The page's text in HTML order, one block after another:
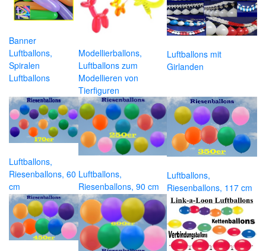
Banner
Luftballons,
Spiralen
Luftballons
Modellierballons,
Luftballons zum
Modellieren von
Tierfiguren
Luftballons mit
Girlanden
Luftballons,
Riesenballons, 60
cm
Luftballons,
Riesenballons, 90 cm
Luftballons,
Riesenballons, 117 cm